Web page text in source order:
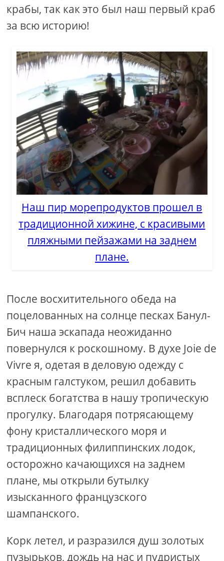
крабы, так как это был наш первый краб
за всю историю!
Наш пир морепродуктов прошел в
традиционной хижине, с красивыми
пляжными пейзажами на заднем
плане.
После восхитительного обеда на
поцелованных на солнце песках Банул-
Бич наша эскапада неожиданно
повернулся к роскошному. В духе Joie de
Vivre я, одетая в деловую одежду с
красным галстуком, решил добавить
всплеск богатства в нашу тропическую
прогулку. Благодаря потрясающему
фону кристаллического моря и
традиционных филиппинских лодок,
осторожно качающихся на заднем
плане, мы открыли бутылку
изысканного французского
шампанского.
Корк летел, и разразился душ золотых
пузырьков, дождь на нас и пудристых